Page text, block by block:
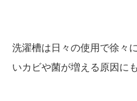
洗濯槽は日々の使用で徐々
いカビや菌が増える原因に